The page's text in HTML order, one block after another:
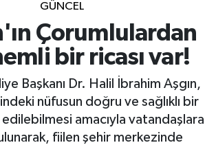
GÜNCEL
Çorumlulardan
bir ricası var!
Başkanı Dr. Halil İbrahim Aşgın,
nüfusun doğru ve sağlıklı bir
amacıyla vatandaşlara
fiilen şehir merkezinde
Vakitleri
Durumu ve Fikstür